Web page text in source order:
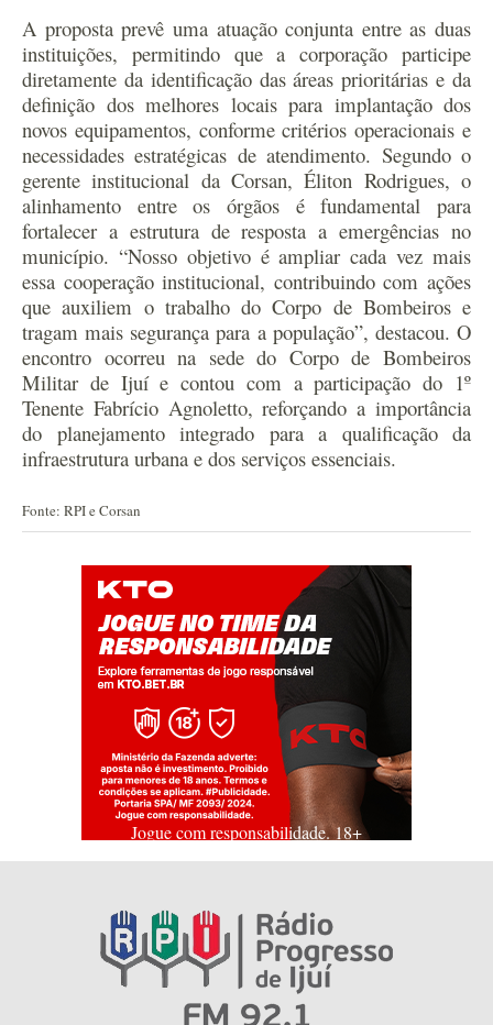
A proposta prevê uma atuação conjunta entre as duas
instituições, permitindo que a corporação participe
diretamente da identificação das áreas prioritárias e da
definição dos melhores locais para implantação dos
novos equipamentos, conforme critérios operacionais e
necessidades estratégicas de atendimento. Segundo o
gerente institucional da Corsan, Éliton Rodrigues, o
alinhamento entre os órgãos é fundamental para
fortalecer a estrutura de resposta a emergências no
município. “Nosso objetivo é ampliar cada vez mais
essa cooperação institucional, contribuindo com ações
que auxiliem o trabalho do Corpo de Bombeiros e
tragam mais segurança para a população”, destacou. O
encontro ocorreu na sede do Corpo de Bombeiros
Militar de Ijuí e contou com a participação do 1º
Tenente Fabrício Agnoletto, reforçando a importância
do planejamento integrado para a qualificação da
infraestrutura urbana e dos serviços essenciais.
Fonte: RPI e Corsan
Jogue com responsabilidade. 18+